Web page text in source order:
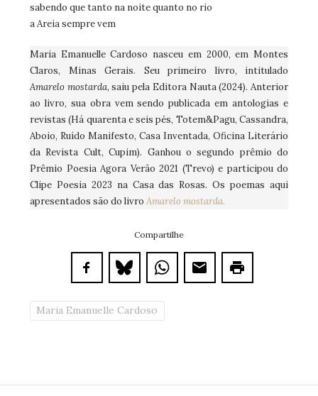
sabendo que tanto na noite quanto no rio
a Areia sempre vem
Maria Emanuelle Cardoso nasceu em 2000, em Montes
Claros, Minas Gerais. Seu primeiro livro, intitulado
Amarelo mostarda, saiu pela Editora Nauta (2024). Anterior
ao livro, sua obra vem sendo publicada em antologias e
revistas (Há quarenta e seis pés, Totem&Pagu, Cassandra,
Aboio, Ruído Manifesto, Casa Inventada, Oficina Literário
da Revista Cult, Cupim). Ganhou o segundo prêmio do
Prêmio Poesia Agora Verão 2021 (Trevo) e participou do
Clipe Poesia 2023 na Casa das Rosas. Os poemas aqui
apresentados são do livro Amarelo mostarda.
Compartilhe
Maria Emanuelle Cardoso